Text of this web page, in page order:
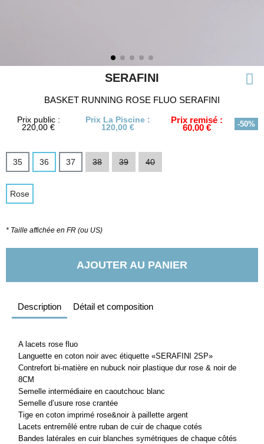
SERAFINI
BASKET RUNNING ROSE FLUO SERAFINI
Prix public :
220,00 €
Prix La Piscine :
120,00 €
Prix remisé :
60,00 € -50%
35 36 37 38 39 40
Rose
* Taille affichée en FR (ou US)
AJOUTER AU PANIER
Description Détail et composition
A lacets rose fluo
Languette en coton noir avec étiquette «SERAFINI 2SP»
Contrefort bi-matière en nubuck noir plastique dur rose & noir de
8CM
Semelle intermédiaire en caoutchouc blanc
Semelle d’usure rose crantée
Tige en coton imprimé rose&noir à paillette argent
Lacets entremêlé entre ruban de cuir de chaque cotés
Bandes latérales en cuir blanches symétriques de chaque côtés